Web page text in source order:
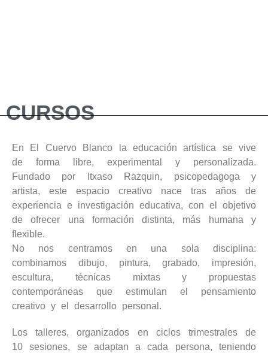
CURSOS
En El Cuervo Blanco la educación artística se vive
de forma libre, experimental y personalizada.
Fundado por Itxaso Razquin, psicopedagoga y
artista, este espacio creativo nace tras años de
experiencia e investigación educativa, con el objetivo
de ofrecer una formación distinta, más humana y
flexible.
No nos centramos en una sola disciplina:
combinamos dibujo, pintura, grabado, impresión,
escultura, técnicas mixtas y propuestas
contemporáneas que estimulan el pensamiento
creativo y el desarrollo personal.
Los talleres, organizados en ciclos trimestrales de
10 sesiones, se adaptan a cada persona, teniendo